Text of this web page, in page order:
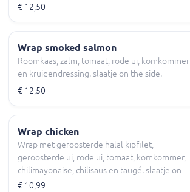
€ 12,50
Wrap smoked salmon
Roomkaas, zalm, tomaat, rode ui, komkommer
en kruidendressing. slaatje on the side.
€ 12,50
Wrap chicken
Wrap met geroosterde halal kipfilet,
geroosterde ui, rode ui, tomaat, komkommer,
chilimayonaise, chilisaus en taugé. slaatje on
the side
€ 10,99